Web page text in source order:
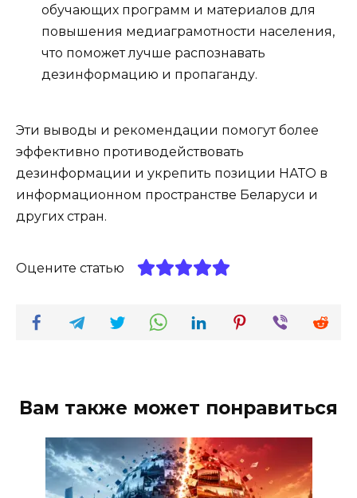
обучающих программ и материалов для
повышения медиаграмотности населения,
что поможет лучше распознавать
дезинформацию и пропаганду.
Эти выводы и рекомендации помогут более
эффективно противодействовать
дезинформации и укрепить позиции НАТО в
информационном пространстве Беларуси и
других стран.
Оцените статью
Вам также может понравиться